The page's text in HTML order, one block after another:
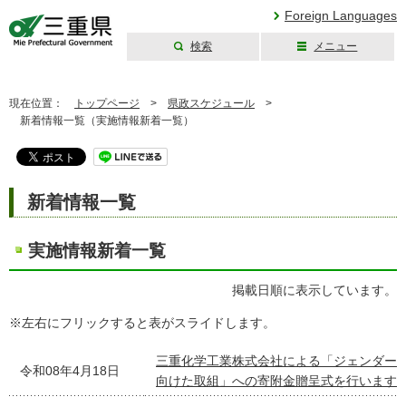
Foreign Languages
検索 メニュー
現在位置： トップページ > 県政スケジュール >
新着情報一覧（実施情報新着一覧）
新着情報一覧
実施情報新着一覧
掲載日順に表示しています。
※左右にフリックすると表がスライドします。
令和08年4月18日
三重化学工業株式会社による「ジェンダー
向けた取組」への寄附金贈呈式を行います